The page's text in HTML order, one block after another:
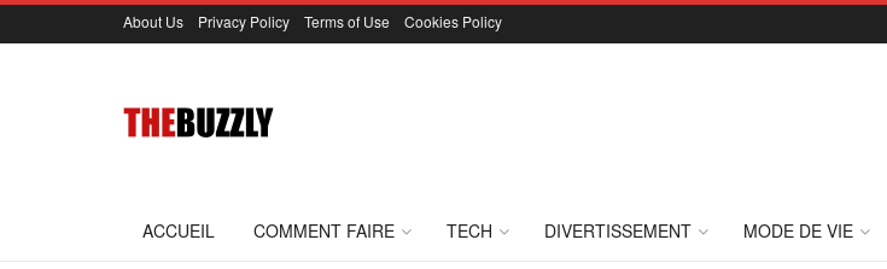
About Us Privacy Policy Terms of Use Cookies Policy
ACCUEIL COMMENT FAIRE TECH DIVERTISSEMENT MODE DE VIE